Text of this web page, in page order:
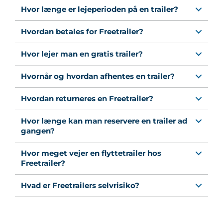
Hvor længe er lejeperioden på en trailer?
Hvordan betales for Freetrailer?
Hvor lejer man en gratis trailer?
Hvornår og hvordan afhentes en trailer?
Hvordan returneres en Freetrailer?
Hvor længe kan man reservere en trailer ad
gangen?
Hvor meget vejer en flyttetrailer hos
Freetrailer?
Hvad er Freetrailers selvrisiko?